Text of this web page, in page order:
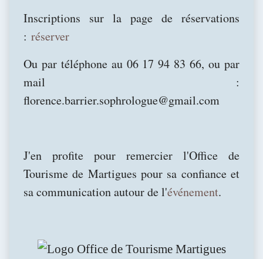
Inscriptions sur la page de réservations
: réserver
Ou par téléphone au 06 17 94 83 66, ou par
mail :
florence.barrier.sophrologue@gmail.com
J'en profite pour remercier l'Office de
Tourisme de Martigues pour sa confiance et
sa communication autour de l'événement.